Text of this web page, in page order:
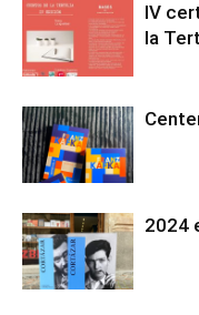
IV
la
2024